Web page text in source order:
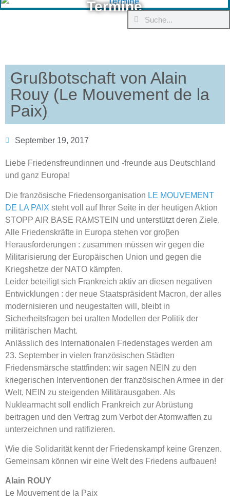
Termine
Grußbotschaft von Alain
Rouy (Le Mouvement de la
Paix)
September 19, 2017
Liebe Friedensfreundinnen und -freunde aus Deutschland
und ganz Europa!
Die französische Friedensorganisation LE MOUVEMENT
DE LA PAIX steht voll auf Ihrer Seite in der heutigen Aktion
STOPP AIR BASE RAMSTEIN und unterstützt deren Ziele.
Alle Friedenskräfte in Europa stehen vor groβen
Herausforderungen : zusammen müssen wir gegen die
Militarisierung der Europäischen Union und gegen die
Kriegshetze der NATO kämpfen.
Leider beteiligt sich Frankreich aktiv an diesen negativen
Entwicklungen : der neue Staatspräsident Macron, der alles
modernisieren und neugestalten will, bleibt in
Sicherheitsfragen bei uralten Modellen der Politik der
militärischen Macht.
Anlässlich des Internationalen Friedenstages werden am
23. September in vielen französischen Städten
Friedensmärsche stattfinden: wir sagen NEIN zu den
kriegerischen Interventionen der französischen Armee in der
Welt, NEIN zu steigenden Militärausgaben. Als
Nuklearmacht soll endlich Frankreich zur Abrüstung
beitragen und den Vertrag zum Verbot der Atomwaffen zu
unterzeichnen und ratifizieren.
Wie die Solidarität kennt der Friedenskampf keine Grenzen.
Gemeinsam können wir eine Welt des Friedens aufbauen!
Alain ROUY
Le Mouvement de la Paix